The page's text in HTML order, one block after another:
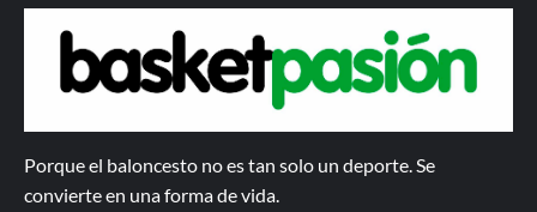
Porque el baloncesto no es tan solo un deporte. Se
convierte en una forma de vida.